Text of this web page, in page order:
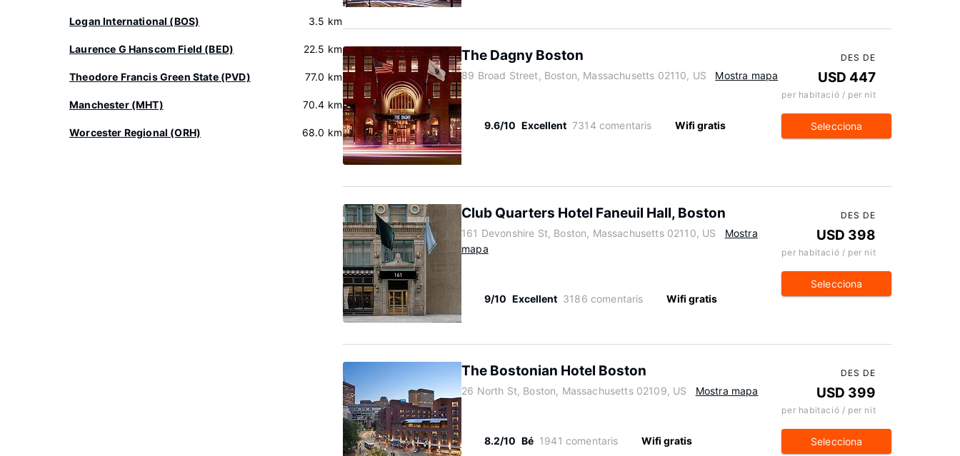
Logan International (BOS) 3.5 km
Laurence G Hanscom Field (BED) 22.5 km
Theodore Francis Green State (PVD) 77.0 km
Manchester (MHT) 70.4 km
Worcester Regional (ORH) 68.0 km
The Dagny Boston
89 Broad Street, Boston, Massachusetts 02110, US Mostra mapa
9.6/10 Excellent 7314 comentaris Wifi gratis
DES DE
USD 447
per habitació / per nit
Selecciona
Club Quarters Hotel Faneuil Hall, Boston
161 Devonshire St, Boston, Massachusetts 02110, US
Mostra
mapa
9/10 Excellent 3186 comentaris Wifi gratis
DES DE
USD 398
per habitació / per nit
Selecciona
The Bostonian Hotel Boston
26 North St, Boston, Massachusetts 02109, US Mostra mapa
8.2/10 Bé 1941 comentaris Wifi gratis
DES DE
USD 399
per habitació / per nit
Selecciona